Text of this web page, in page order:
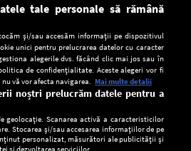
Europa FM pentru smartphone:
tale personale să rămână
și/sau accesăm informații pe dispozitivul
unici pentru prelucrarea datelor cu caracter
alegerile dvs. făcând clic mai jos sau în
de confidențialitate. Aceste alegeri vor fi
vă vor afecta navigarea. Mai multe detalii
noștri prelucrăm datele pentru a
geolocație. Scanarea activă a caracteristicilor
Stocarea și/sau accesarea informațiilor de pe
personalizat, măsurători ale publicității și
și dezvoltarea serviciilor.